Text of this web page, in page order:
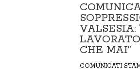
VALSESIA:
CHE MAI”
COMUNICATI